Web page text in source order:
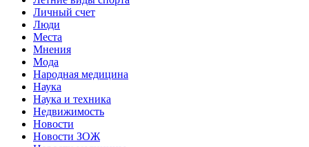
Личный счет
Люди
Места
Мнения
Мода
Народная медицина
Наука
Наука и техника
Недвижимость
Новости
Новости ЗОЖ